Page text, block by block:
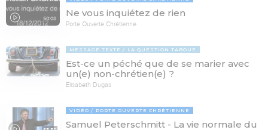
50:08
Ne vous inquiétez de rien
Porte Ouverte Chrétienne
MESSAGE TEXTE LA QUESTION TABOUE
Est-ce un péché que de se marier avec
un(e) non-chrétien(e) ?
Elisabeth Dugas
VIDÉO PORTE OUVERTE CHRÉTIENNE
Samuel Peterschmitt - La vie normale du